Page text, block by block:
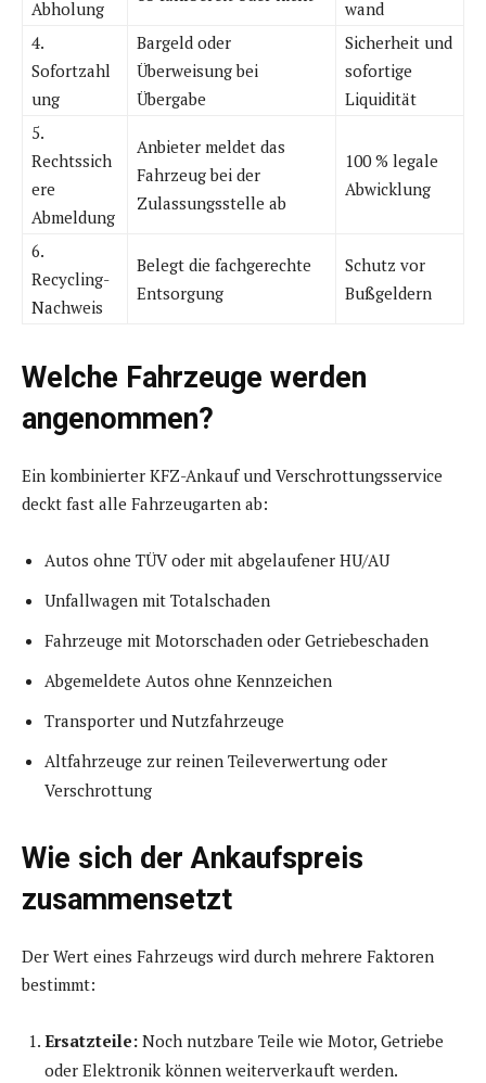
Abholung
wand
4.
Sofortzahl
ung
Bargeld oder
Überweisung bei
Übergabe
Sicherheit und
sofortige
Liquidität
5.
Rechtssich
ere
Abmeldung
Anbieter meldet das
Fahrzeug bei der
Zulassungsstelle ab
100 % legale
Abwicklung
6.
Recycling-
Nachweis
Belegt die fachgerechte
Entsorgung
Schutz vor
Bußgeldern
Welche Fahrzeuge werden
angenommen?
Ein kombinierter KFZ-Ankauf und Verschrottungsservice
deckt fast alle Fahrzeugarten ab:
Autos ohne TÜV oder mit abgelaufener HU/AU
Unfallwagen mit Totalschaden
Fahrzeuge mit Motorschaden oder Getriebeschaden
Abgemeldete Autos ohne Kennzeichen
Transporter und Nutzfahrzeuge
Altfahrzeuge zur reinen Teileverwertung oder
Verschrottung
Wie sich der Ankaufspreis
zusammensetzt
Der Wert eines Fahrzeugs wird durch mehrere Faktoren
bestimmt:
Ersatzteile: Noch nutzbare Teile wie Motor, Getriebe
oder Elektronik können weiterverkauft werden.